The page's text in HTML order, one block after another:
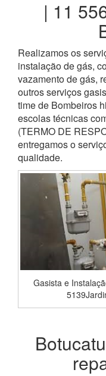
| 11
Realizamos os
instalação de gás,
vazamento de gás,
outros serviços
time de Bombeiros
escolas técnicas
(TERMO DE
entregamos o
qualidade.
Gasista e